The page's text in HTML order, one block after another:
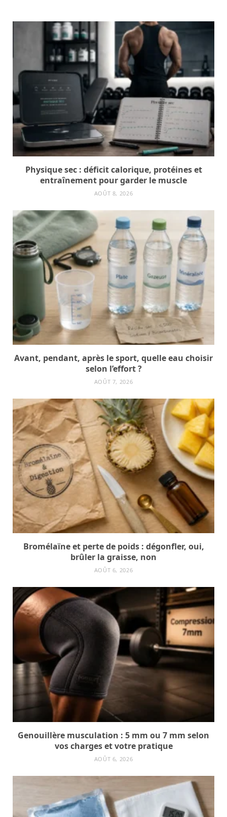
Physique sec : déficit calorique, protéines et
entraînement pour garder le muscle
AOÛT 8, 2026
Avant, pendant, après le sport, quelle eau choisir
selon l’effort ?
AOÛT 7, 2026
Bromélaïne et perte de poids : dégonfler, oui,
brûler la graisse, non
AOÛT 6, 2026
Genouillère musculation : 5 mm ou 7 mm selon
vos charges et votre pratique
AOÛT 6, 2026